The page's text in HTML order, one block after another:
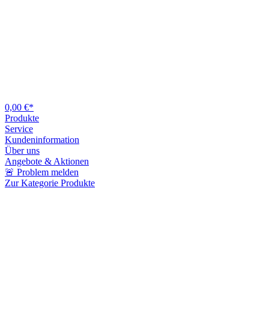
0,00 €*
Produkte
Service
Kundeninformation
Über uns
Angebote & Aktionen
🚨 Problem melden
Zur Kategorie Produkte